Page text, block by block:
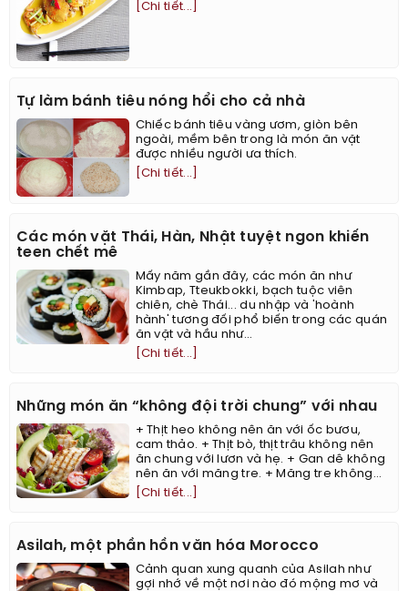
[Chi tiết...]
Tự làm bánh tiêu nóng hổi cho cả nhà
Chiếc bánh tiêu vàng ươm, giòn bên
ngoài, mềm bên trong là món ăn vặt
được nhiều người ưa thích.
[Chi tiết...]
Các món vặt Thái, Hàn, Nhật tuyệt ngon khiến
teen chết mê
Mấy năm gần đây, các món ăn như
Kimbap, Tteukbokki, bạch tuộc viên
chiên, chè Thái... du nhập và 'hoành
hành' tương đối phổ biến trong các quán
ăn vặt và hầu như...
[Chi tiết...]
Những món ăn “không đội trời chung” với nhau
+ Thịt heo không nên ăn với ốc bươu,
cam thảo. + Thịt bò, thịt trâu không nên
ăn chung với lươn và hẹ. + Gan dê không
nên ăn với măng tre. + Măng tre không...
[Chi tiết...]
Asilah, một phần hồn văn hóa Morocco
Cảnh quan xung quanh của Asilah như
gợi nhớ về một nơi nào đó mộng mơ và